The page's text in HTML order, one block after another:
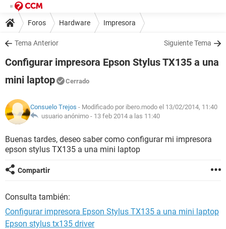
Foros Hardware Impresora
Tema Anterior Siguiente Tema
Configurar impresora Epson Stylus TX135 a una
mini laptop
Cerrado
Consuelo Trejos - Modificado por ibero.modo el 13/02/2014, 11:40
usuario anónimo - 13 feb 2014 a las 11:40
Buenas tardes, deseo saber como configurar mi impresora
epson stylus TX135 a una mini laptop
Compartir
Consulta también:
Configurar impresora Epson Stylus TX135 a una mini laptop
Epson stylus tx135 driver